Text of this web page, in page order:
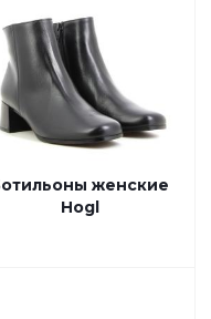
женские
Hogl